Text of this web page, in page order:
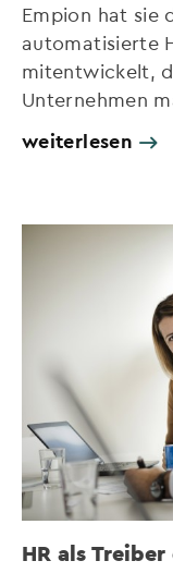
Empion hat sie
automatisierte
mitentwickelt,
Unternehmen
weiterlesen
HR als